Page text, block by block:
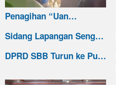
Penagihan “Uan…
Sidang Lapangan Seng…
DPRD SBB Turun ke Pu…